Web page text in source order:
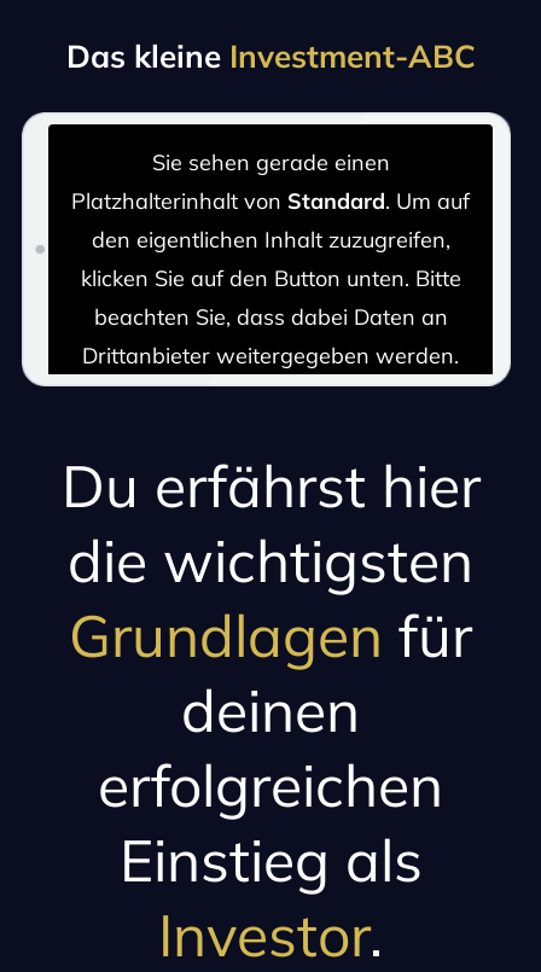
Das kleine Investment-ABC
Sie sehen gerade einen
Platzhalterinhalt von Standard. Um auf
den eigentlichen Inhalt zuzugreifen,
klicken Sie auf den Button unten. Bitte
beachten Sie, dass dabei Daten an
Drittanbieter weitergegeben werden.
Weitere Informationen
Du erfährst hier
die wichtigsten
Grundlagen für
deinen
erfolgreichen
Einstieg als
Investor.